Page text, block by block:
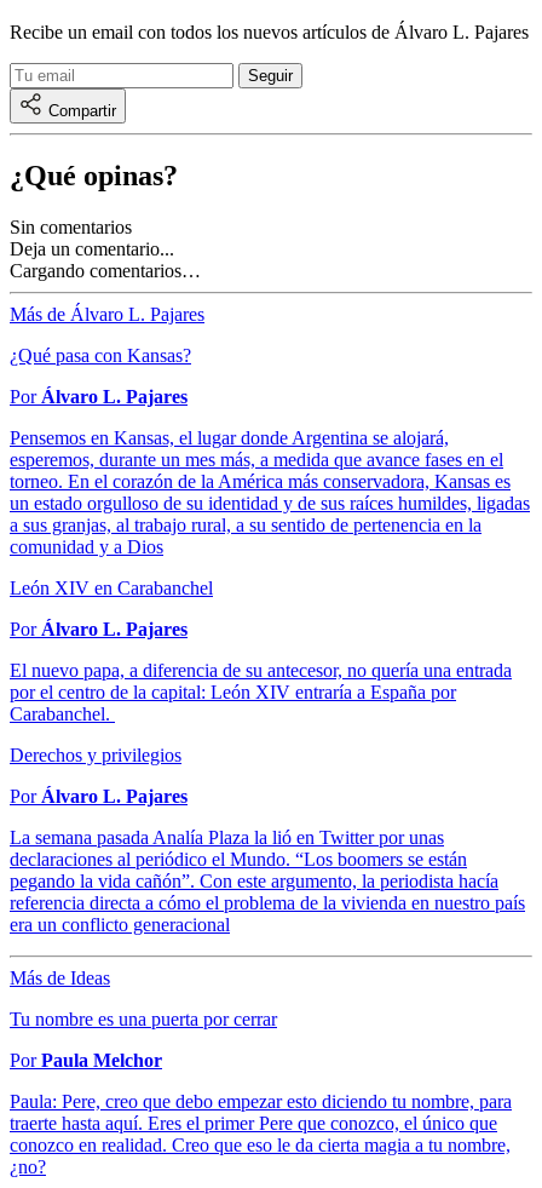
Recibe un email con todos los nuevos artículos de Álvaro L. Pajares
Compartir
¿Qué opinas?
Sin comentarios
Deja un comentario...
Cargando comentarios…
Más de Álvaro L. Pajares
¿Qué pasa con Kansas?
Por Álvaro L. Pajares
Pensemos en Kansas, el lugar donde Argentina se alojará,
esperemos, durante un mes más, a medida que avance fases en el
torneo. En el corazón de la América más conservadora, Kansas es
un estado orgulloso de su identidad y de sus raíces humildes, ligadas
a sus granjas, al trabajo rural, a su sentido de pertenencia en la
comunidad y a Dios
León XIV en Carabanchel
Por Álvaro L. Pajares
El nuevo papa, a diferencia de su antecesor, no quería una entrada
por el centro de la capital: León XIV entraría a España por
Carabanchel.
Derechos y privilegios
Por Álvaro L. Pajares
La semana pasada Analía Plaza la lió en Twitter por unas
declaraciones al periódico el Mundo. “Los boomers se están
pegando la vida cañón”. Con este argumento, la periodista hacía
referencia directa a cómo el problema de la vivienda en nuestro país
era un conflicto generacional
Más de Ideas
Tu nombre es una puerta por cerrar
PorPaula Melchor
Paula: Pere, creo que debo empezar esto diciendo tu nombre, para
traerte hasta aquí. Eres el primer Pere que conozco, el único que
conozco en realidad. Creo que eso le da cierta magia a tu nombre,
¿no?